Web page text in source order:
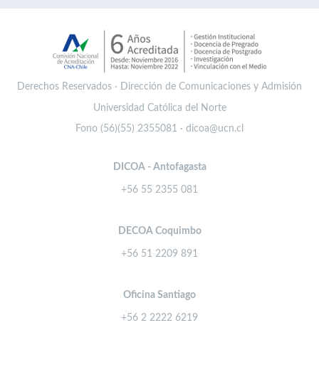
Derechos Reservados · Dirección de Comunicaciones y Admisión
Universidad Católica del Norte
Fono (56)(55) 2355081 · dicoa@ucn.cl
DICOA - Antofagasta
+56 55 2355 081
DECOA Coquimbo
+56 51 2209 891
Oficina Santiago
+56 2 2222 6219